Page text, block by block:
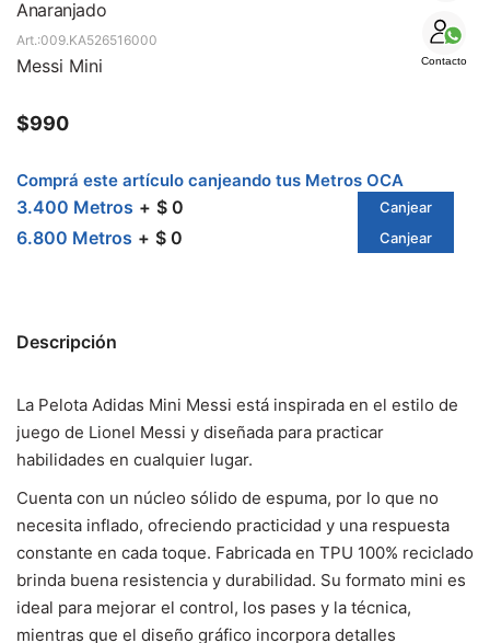
Anaranjado
Contacto
009.KA526516000
Messi Mini
$990
Comprá este artículo canjeando tus Metros OCA
3.400 Metros $ 0 Canjear
6.800 Metros $ 0 Canjear
Descripción
La Pelota Adidas Mini Messi está inspirada en el estilo de
juego de Lionel Messi y diseñada para practicar
habilidades en cualquier lugar.
Cuenta con un núcleo sólido de espuma, por lo que no
necesita inflado, ofreciendo practicidad y una respuesta
constante en cada toque. Fabricada en TPU 100% reciclado
brinda buena resistencia y durabilidad. Su formato mini es
ideal para mejorar el control, los pases y la técnica,
mientras que el diseño gráfico incorpora detalles